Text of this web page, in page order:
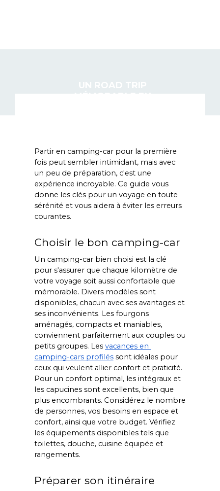
Partir en camping-car pour la première
fois peut sembler intimidant, mais avec
un peu de préparation, c'est une
expérience incroyable. Ce guide vous
donne les clés pour un voyage en toute
sérénité et vous aidera à éviter les erreurs
courantes.
Choisir le bon camping-car
Un camping-car bien choisi est la clé
pour s'assurer que chaque kilomètre de
votre voyage soit aussi confortable que
mémorable. Divers modèles sont
disponibles, chacun avec ses avantages et
ses inconvénients. Les fourgons
aménagés, compacts et maniables,
conviennent parfaitement aux couples ou
petits groupes. Les vacances en
camping-cars profilés sont idéales pour
ceux qui veulent allier confort et praticité.
Pour un confort optimal, les intégraux et
les capucines sont excellents, bien que
plus encombrants. Considérez le nombre
de personnes, vos besoins en espace et
confort, ainsi que votre budget. Vérifiez
les équipements disponibles tels que
toilettes, douche, cuisine équipée et
rangements.
Préparer son itinéraire